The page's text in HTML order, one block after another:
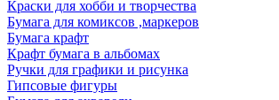
Краски для хобби и творчества
Бумага для комиксов ,маркеров
Бумага крафт
Крафт бумага в альбомах
Ручки для графики и рисунка
Гипсовые фигуры